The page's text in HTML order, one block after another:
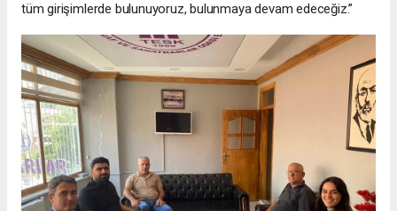
tüm girişimlerde bulunuyoruz, bulunmaya devam edeceğiz.”